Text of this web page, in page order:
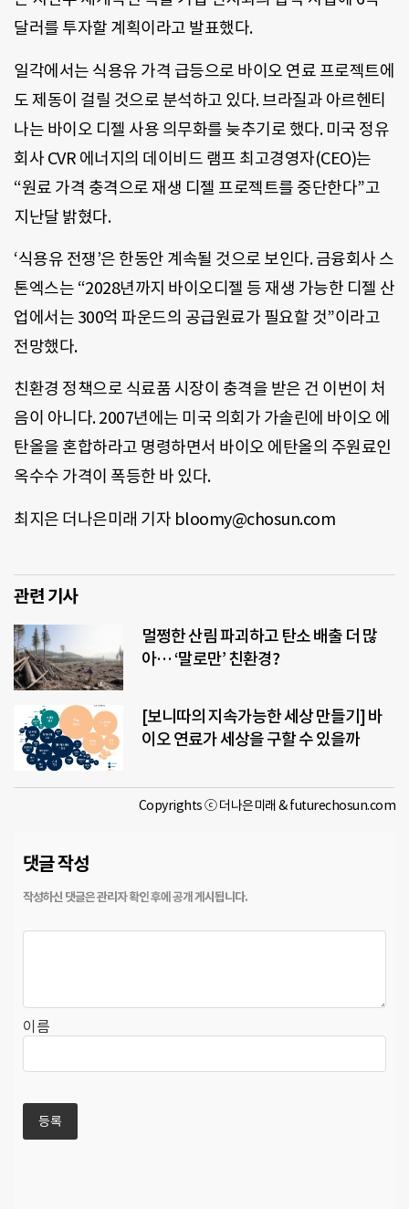
달러를 투자할 계획이라고 발표했다.
일각에서는 식용유 가격 급등으로 바이오 연료 프로젝트에
도 제동이 걸릴 것으로 분석하고 있다. 브라질과 아르헨티
나는 바이오 디젤 사용 의무화를 늦추기로 했다. 미국 정유
회사 CVR 에너지의 데이비드 램프 최고경영자(CEO)는
“원료 가격 충격으로 재생 디젤 프로젝트를 중단한다”고
지난달 밝혔다.
‘식용유 전쟁’은 한동안 계속될 것으로 보인다. 금융회사 스
톤엑스는 “2028년까지 바이오디젤 등 재생 가능한 디젤 산
업에서는 300억 파운드의 공급원료가 필요할 것”이라고
전망했다.
친환경 정책으로 식료품 시장이 충격을 받은 건 이번이 처
음이 아니다. 2007년에는 미국 의회가 가솔린에 바이오 에
탄올을 혼합하라고 명령하면서 바이오 에탄올의 주원료인
옥수수 가격이 폭등한 바 있다.
최지은 더나은미래 기자 bloomy@chosun.com
관련 기사
멀쩡한 산림 파괴하고 탄소 배출 더 많
아… ‘말로만’ 친환경?
[보니따의 지속가능한 세상 만들기] 바
이오 연료가 세상을 구할 수 있을까
Copyrights ⓒ 더나은미래 & futurechosun.com
댓글 작성
이름